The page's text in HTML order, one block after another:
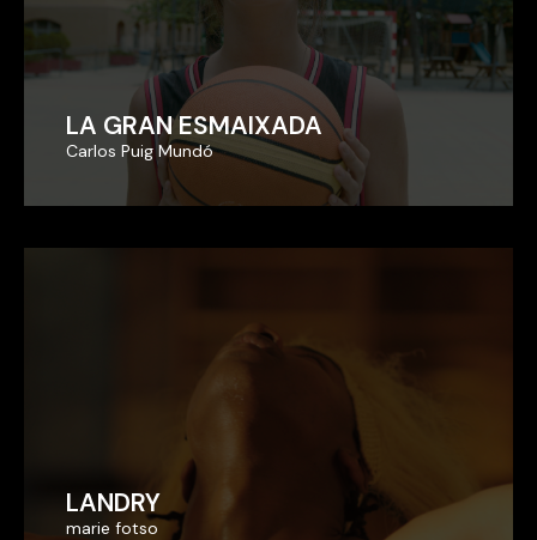
LA GRAN ESMAIXADA
Carlos Puig Mundó
LA GRAN ESMAIXADA
Carlos Puig Mundó
LANDRY
marie fotso
LANDRY
marie fotso